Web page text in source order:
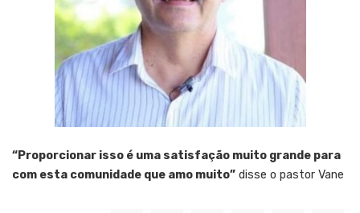
“Proporcionar isso é uma satisfação muito grande para
com esta comunidade que amo muito” disse o pastor Vane